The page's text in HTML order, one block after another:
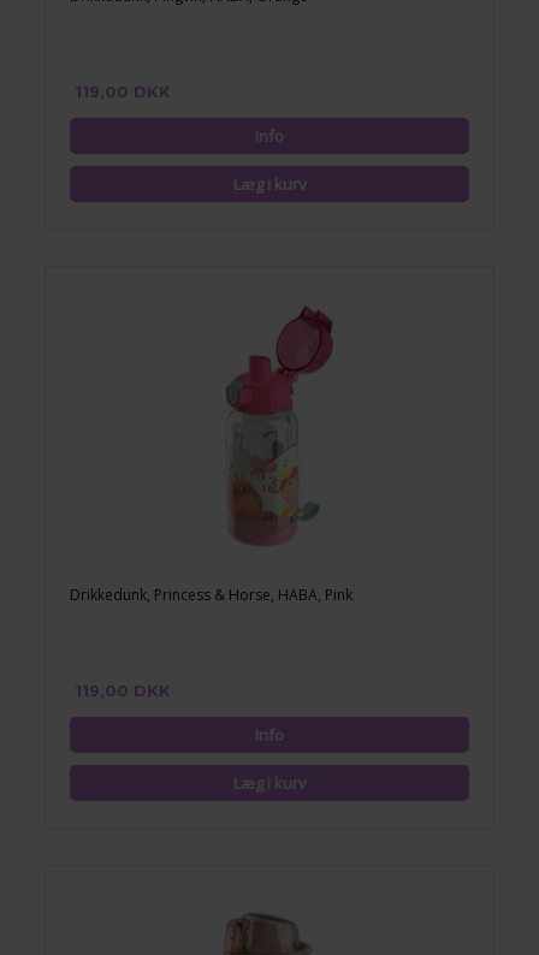
119,00 DKK
Drikkedunk, Princess & Horse, HABA, Pink
119,00 DKK